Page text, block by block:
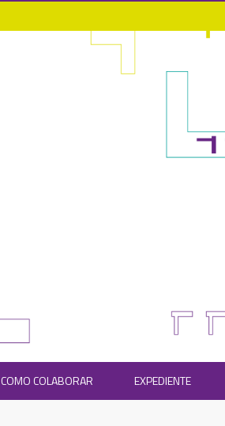
COMO COLABORAR EXPEDIENTE